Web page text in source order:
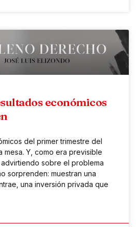
económicos
del primer trimestre del
mesa. Y, como era previsible
sobre el problema
sorprenden: muestran una
una inversión privada que